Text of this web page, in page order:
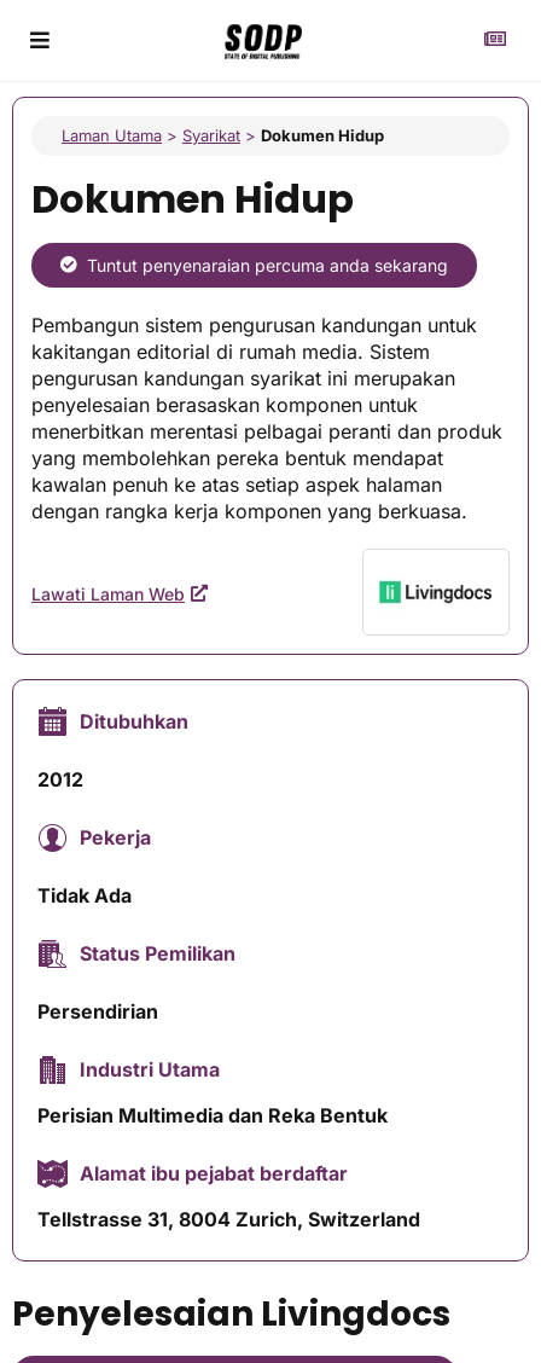
Laman Utama > Syarikat > Dokumen Hidup
Dokumen Hidup
Tuntut penyenaraian percuma anda sekarang
Pembangun sistem pengurusan kandungan untuk
kakitangan editorial di rumah media. Sistem
pengurusan kandungan syarikat ini merupakan
penyelesaian berasaskan komponen untuk
menerbitkan merentasi pelbagai peranti dan produk
yang membolehkan pereka bentuk mendapat
kawalan penuh ke atas setiap aspek halaman
dengan rangka kerja komponen yang berkuasa.
Lawati Laman Web
Ditubuhkan
2012
Pekerja
Tidak Ada
Status Pemilikan
Persendirian
Industri Utama
Perisian Multimedia dan Reka Bentuk
Alamat ibu pejabat berdaftar
Tellstrasse 31, 8004 Zurich, Switzerland
Penyelesaian Livingdocs